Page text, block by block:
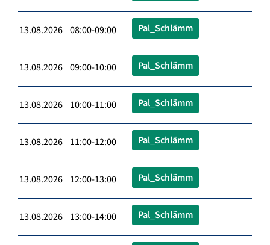
13.08.2026 08:00-09:00 Pal_Schlämm
13.08.2026 09:00-10:00 Pal_Schlämm
13.08.2026 10:00-11:00 Pal_Schlämm
13.08.2026 11:00-12:00 Pal_Schlämm
13.08.2026 12:00-13:00 Pal_Schlämm
13.08.2026 13:00-14:00 Pal_Schlämm